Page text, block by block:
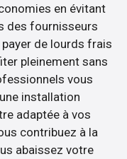
en évitant
des fournisseurs
de lourds frais
pleinement sans
vous
installation
adaptée à vos
contribuez à la
abaissez votre